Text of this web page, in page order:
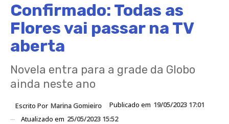
Confirmado: Todas as
Flores vai passar na TV
aberta
Novela entra para a grade da Globo
ainda neste ano
Escrito Por Marina Gomieiro Publicado em 19/05/2023 17:01
Atualizado em 25/05/2023 15:52